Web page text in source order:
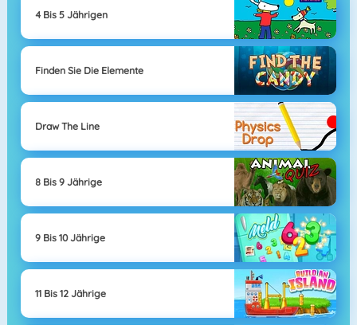
4 Bis 5 Jährigen
Finden Sie Die Elemente
Draw The Line
8 Bis 9 Jährige
9 Bis 10 Jährige
11 Bis 12 Jährige